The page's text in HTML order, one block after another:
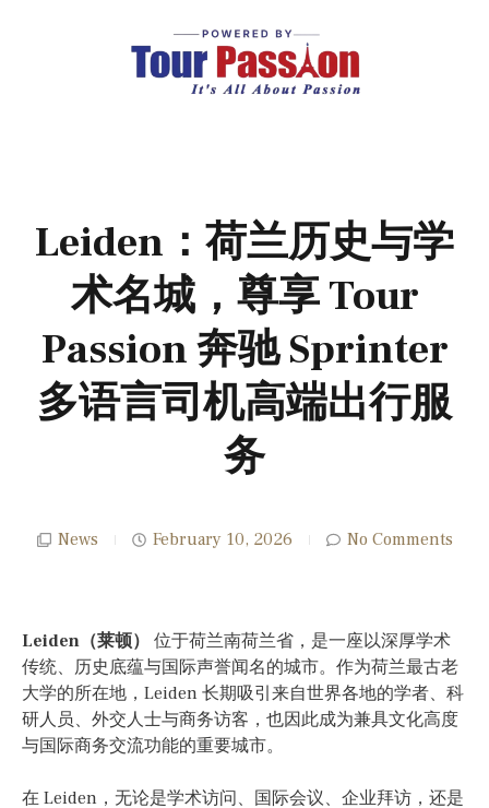
Leiden：荷兰历史与学
术名城，尊享 Tour
Passion 奔驰 Sprinter
多语言司机高端出行服
务
News February 10, 2026 No Comments
Leiden（莱顿）
位于荷兰南荷兰省，是一座以深厚学术
传统、历史底蕴与国际声誉闻名的城市。作为荷兰最古老
大学的所在地，Leiden 长期吸引来自世界各地的学者、科
研人员、外交人士与商务访客，也因此成为兼具文化高度
与国际商务交流功能的重要城市。
在 Leiden，无论是学术访问、国际会议、企业拜访，还是